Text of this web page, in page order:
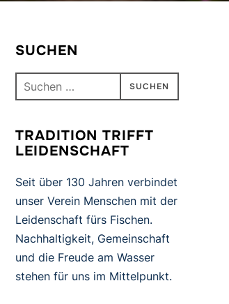
SUCHEN
Suchen
nach:
TRADITION TRIFFT
LEIDENSCHAFT
Seit über 130 Jahren verbindet
unser Verein Menschen mit der
Leidenschaft fürs Fischen.
Nachhaltigkeit, Gemeinschaft
und die Freude am Wasser
stehen für uns im Mittelpunkt.